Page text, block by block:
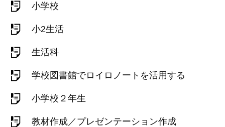
小学校
小2生活
生活科
学校図書館でロイロノートを活用する
小学校２年生
教材作成／プレゼンテーション作成